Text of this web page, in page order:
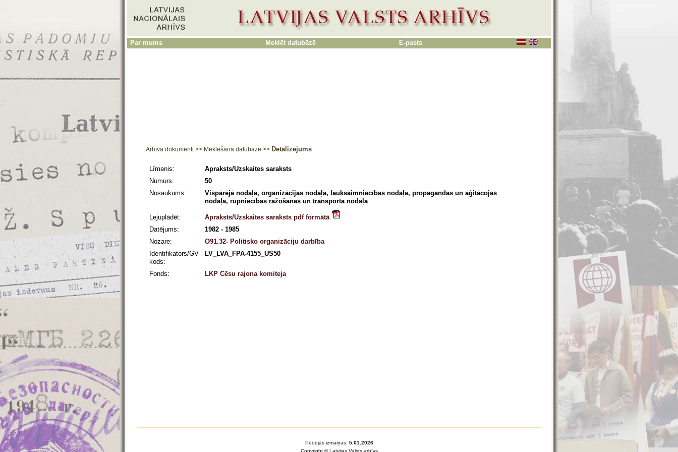
Par mums Meklēt datubāzē E-pasts
Arhīva dokumenti >> Meklēšana datubāzē >> Detalizējums
Līmenis:
Apraksts/Uzskaites saraksts
Numurs:
50
Nosaukums:
Vispārējā nodaļa, organizācijas nodaļa, lauksaimniecības nodaļa, propagandas un aģitācojas
nodaļa, rūpniecības ražošanas un transporta nodaļa
Lejuplādēt:
Apraksts/Uzskaites saraksts pdf formātā
Datējums:
1982 - 1985
Nozare:
O91.32- Politisko organizāciju darbība
Identifikators/GV
kods:
LV_LVA_FPA-4155_US50
Fonds: LKP Cēsu rajona komiteja
Pēdējās izmaiņas: 5.01.2026
Copyright © Latvijas Valsts arhīvs